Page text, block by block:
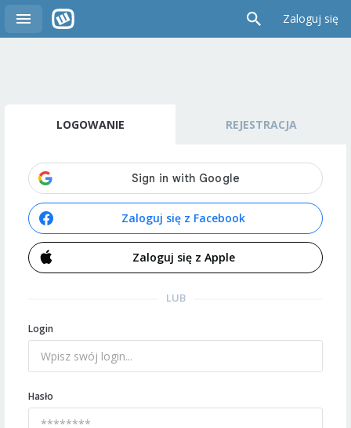
Zaloguj się
LOGOWANIE REJESTRACJA
Zaloguj się z Facebook
Zaloguj się z Apple
LUB
Login
Hasło